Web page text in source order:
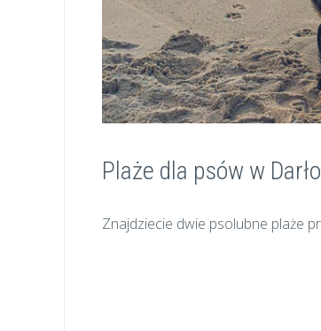
Plaże dla psów w
Znajdziecie dwie psolubne plaże